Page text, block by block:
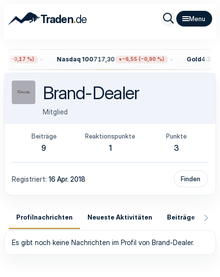
Traden.de
(−0,17 %) Nasdaq 100717,30 −6,55 (−0,90 %) Gold
Brand-Dealer
Mitglied
Beiträge
9
Reaktionspunkte
1
Punkte
3
Registriert 16 Apr. 2018 Finden
Profilnachrichten Neueste Aktivitäten Beiträge
Es gibt noch keine Nachrichten im Profil von Brand-Dealer.